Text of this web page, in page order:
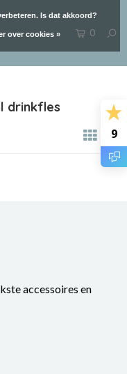
9
0
drinkfles
accessoires en
Is dat akkoord?
over cookies »